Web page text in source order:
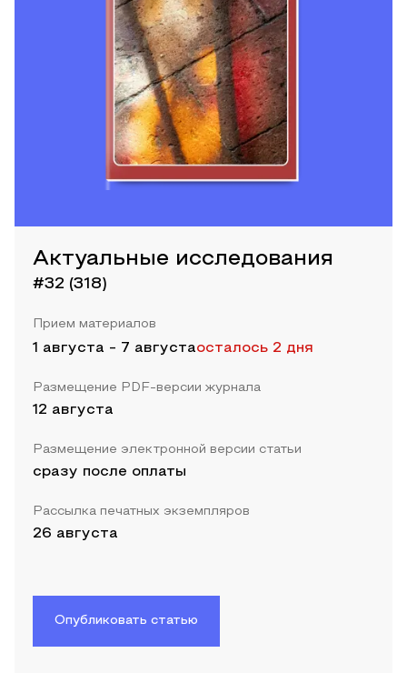
Актуальные исследования
#32 (318)
Прием материалов
1 августа - 7 августаосталось 2 дня
Размещение PDF-версии журнала
12 августа
Размещение электронной версии статьи
сразу после оплаты
Рассылка печатных экземпляров
26 августа
Опубликовать статью